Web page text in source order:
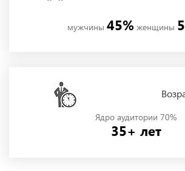
мужчины 45% женщины
Ядро аудитории 70%
35+ лет